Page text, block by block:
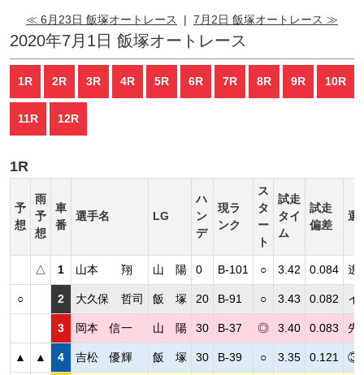
≪ 6月23日 飯塚オートレース | 7月2日 飯塚オートレース ≫
2020年7月1日 飯塚オートレース
1R 2R 3R 4R 5R 6R 7R 8R 9R 10R
11R 12R
1R
予
想
雨
予
想
車
番
選手名 LG
ハ
ン
デ
現ラ
ンク
ス
タ
ー
ト
試走
タイ
ム
試走
偏差
選
△ 1 山本 翔 山 陽 0 B-101 ○ 3.42 0.084 逃
○ 2 大久保 哲司 飯 塚 20 B-91 ○ 3.43 0.082 イ
3 岡本 信一 山 陽 30 B-37 ◎ 3.40 0.083 先
▲ ▲ 4 吉松 優輝 飯 塚 30 B-39 ○ 3.35 0.121 ③